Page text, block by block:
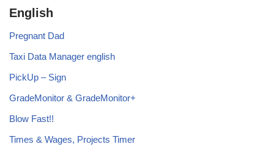
English
Pregnant Dad
Taxi Data Manager english
PickUp – Sign
GradeMonitor & GradeMonitor+
Blow Fast!!
Times & Wages, Projects Timer